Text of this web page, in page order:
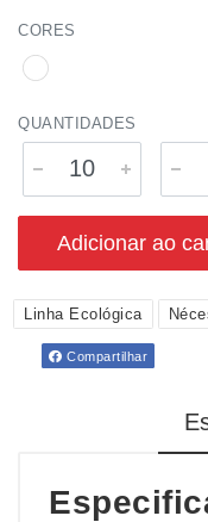
CORES
QUANTIDADES
Adicionar ao
Linha Ecológica
Compartilhar